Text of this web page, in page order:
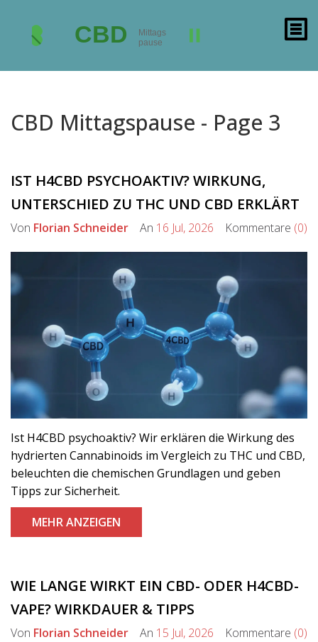
CBD Mittagspause - Page 3
IST H4CBD PSYCHOAKTIV? WIRKUNG,
UNTERSCHIED ZU THC UND CBD ERKLÄRT
Von Florian Schneider An 16 Jul, 2026 Kommentare (0)
Ist H4CBD psychoaktiv? Wir erklären die Wirkung des
hydrierten Cannabinoids im Vergleich zu THC und CBD,
beleuchten die chemischen Grundlagen und geben
Tipps zur Sicherheit.
MEHR ANZEIGEN
WIE LANGE WIRKT EIN CBD- ODER H4CBD-
VAPE? WIRKDAUER & TIPPS
Von Florian Schneider An 15 Jul, 2026 Kommentare (0)